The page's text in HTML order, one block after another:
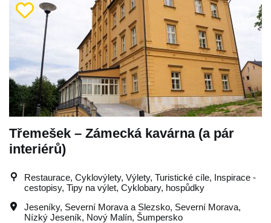
Třemešek – Zámecká kavárna (a pár
interiérů)
Restaurace, Cyklovýlety, Výlety, Turistické cíle, Inspirace -
cestopisy, Tipy na výlet, Cyklobary, hospůdky
Jeseníky, Severní Morava a Slezsko, Severní Morava,
Nízký Jeseník, Nový Malín, Šumpersko